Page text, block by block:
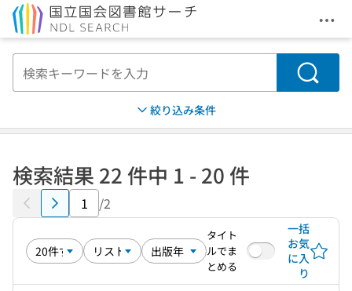
メ
検索
絞り込み条件
検索結果 22 件中 1 - 20 件
/2
タイト
ルでま
とめる
一括
お気
に入
り